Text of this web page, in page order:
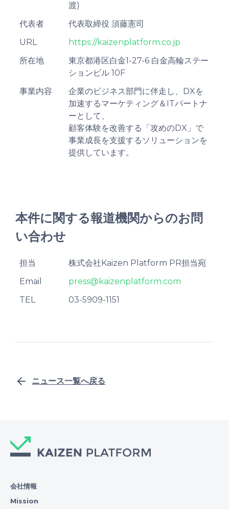
渡)
代表者
代表取締役 須藤憲司
URL
https://kaizenplatform.co.jp
所在地
東京都港区白金1-27-6 白金高輪ステー
ションビル 10F
事業内容
企業のビジネス部門に伴走し、DXを
加速するマーケティング＆ITパートナ
ーとして、
顧客体験を改善する「攻めのDX」で
事業成長を支援するソリューションを
提供しています。
本件に関する報道機関からのお問
い合わせ
担当
株式会社Kaizen Platform PR担当宛
Email
press@kaizenplatform.com
TEL
03-5909-1151
ニュース一覧へ戻る
会社情報
Mission